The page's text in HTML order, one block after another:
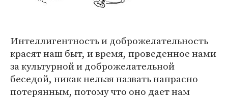
Интеллигентность и доброжелательность
красят наш быт, и время, проведенное нами
за культурной и доброжелательной
беседой, никак нельзя назвать напрасно
потерянным, потому что оно дает нам